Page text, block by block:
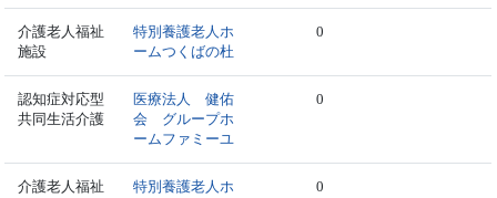
介護老人福祉
施設
特別養護老人ホ
ームつくばの杜
0
認知症対応型
共同生活介護
医療法人 健佑
会 グループホ
ームファミーユ
0
介護老人福祉
特別養護老人ホ
0